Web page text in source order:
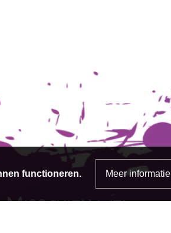
Misschien wel
functioneren. Meer informatie